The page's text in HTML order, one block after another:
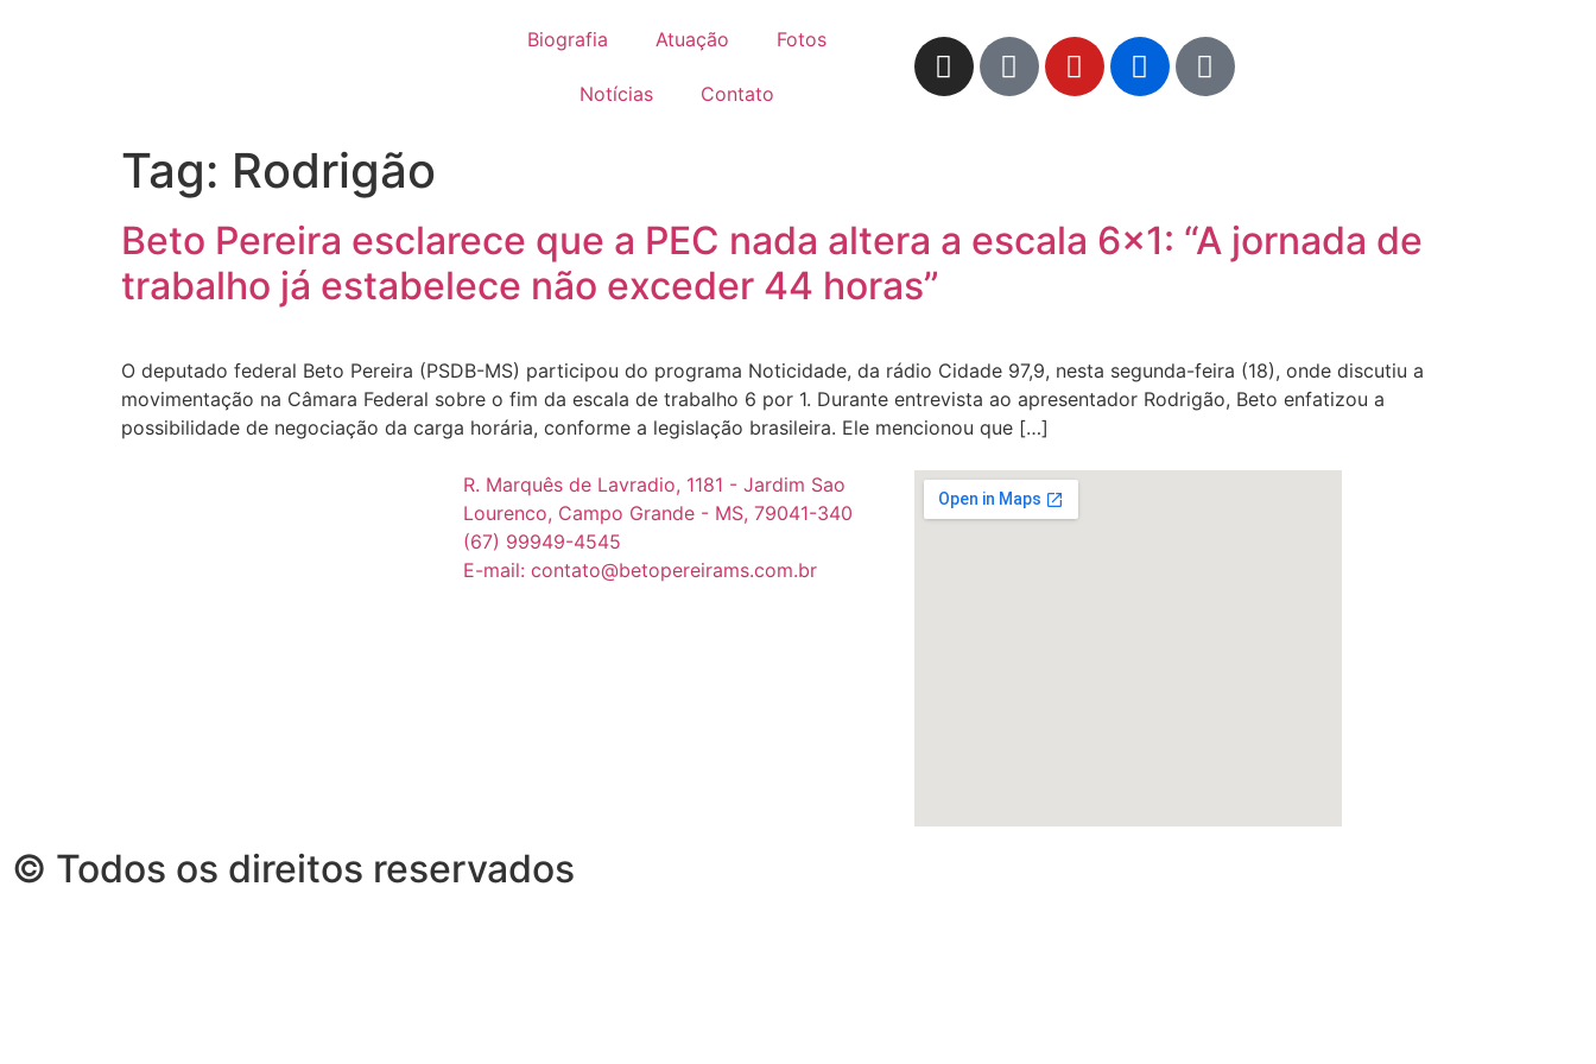
Biografia Atuação Fotos
Notícias Contato
Tag: Rodrigão
Beto Pereira esclarece que a PEC nada altera a escala 6×1: “A jornada de
trabalho já estabelece não exceder 44 horas”
O deputado federal Beto Pereira (PSDB-MS) participou do programa Noticidade, da rádio Cidade 97,9, nesta segunda-feira (18), onde discutiu a
movimentação na Câmara Federal sobre o fim da escala de trabalho 6 por 1. Durante entrevista ao apresentador Rodrigão, Beto enfatizou a
possibilidade de negociação da carga horária, conforme a legislação brasileira. Ele mencionou que […]
R. Marquês de Lavradio, 1181 - Jardim Sao
Lourenco, Campo Grande - MS, 79041-340
(67) 99949-4545
E-mail: contato@betopereirams.com.br
© Todos os direitos reservados